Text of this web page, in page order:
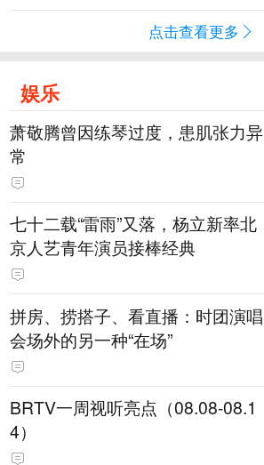
点击查看更多
娱乐
萧敬腾曾因练琴过度，患肌张力异
常
七十二载“雷雨”又落，杨立新率北
京人艺青年演员接棒经典
拼房、捞搭子、看直播：时团演唱
会场外的另一种“在场”
BRTV一周视听亮点（08.08-08.1
4）